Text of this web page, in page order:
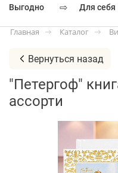
выгодно ⇨ для себя
Главная Каталог
Вернуться назад
"Петергоф"
ассорти